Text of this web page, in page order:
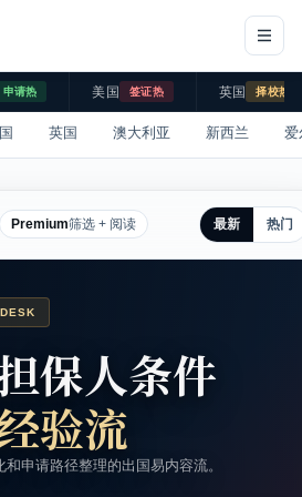
申请热 美国 签证热 英国 择校热
英国 澳大利亚 新西兰 爱
Premium筛选 + 阅读 最新 热门
保人条件
验流
申请路径整理的出国易内容流。